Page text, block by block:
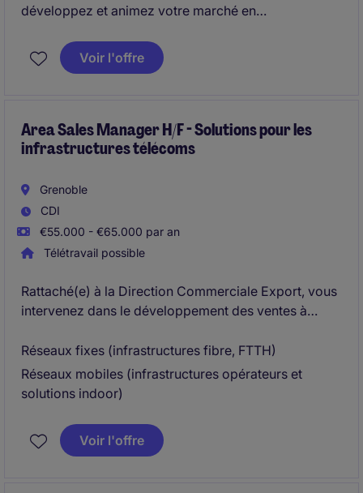
développez et animez votre marché en
recrutements de cadres confirmés et cadres
dirigeants.
Voir l'offre
Area Sales Manager H/F - Solutions pour les
infrastructures télécoms
Grenoble
CDI
€55.000 - €65.000 par an
Télétravail possible
Rattaché(e) à la Direction Commerciale Export, vous
intervenez dans le développement des ventes à
Réseaux fixes (infrastructures fibre, FTTH)
Réseaux mobiles (infrastructures opérateurs et
solutions indoor)
Voir l'offre